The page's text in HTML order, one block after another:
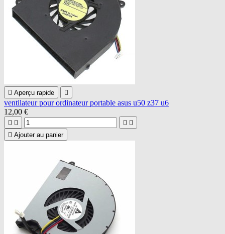
 Aperçu rapide 
ventilateur pour ordinateur portable asus u50 z37 u6
12,00 €
   
 Ajouter au panier